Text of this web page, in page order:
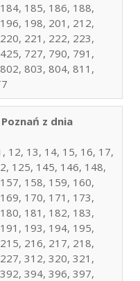
185, 186, 188,
198, 201, 212,
221, 222, 223,
727, 790, 791,
803, 804, 811,
z dnia
12, 13, 14, 15, 16, 17,
125, 145, 146, 148,
158, 159, 160,
170, 171, 173,
181, 182, 183,
193, 194, 195,
216, 217, 218,
312, 320, 321,
394, 396, 397,